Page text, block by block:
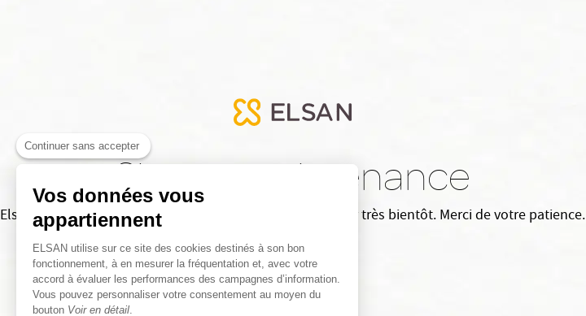
Continuer sans accepter
Vos données vous
appartiennent
ELSAN utilise sur ce site des cookies destinés à son bon
fonctionnement, à en mesurer la fréquentation et, avec votre
accord à évaluer les performances des campagnes d’information.
Vous pouvez personnaliser votre consentement au moyen du
bouton Voir en détail
Site en maintenance
Elsan est en cours de maintenance. Nous serons de retour très bientôt. Merci de votre patience.